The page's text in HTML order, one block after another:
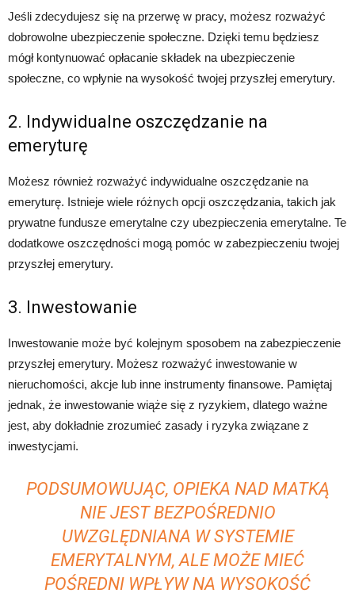
Jeśli zdecydujesz się na przerwę w pracy, możesz rozważyć
dobrowolne ubezpieczenie społeczne. Dzięki temu będziesz
mógł kontynuować opłacanie składek na ubezpieczenie
społeczne, co wpłynie na wysokość twojej przyszłej emerytury.
2. Indywidualne oszczędzanie na
emeryturę
Możesz również rozważyć indywidualne oszczędzanie na
emeryturę. Istnieje wiele różnych opcji oszczędzania, takich jak
prywatne fundusze emerytalne czy ubezpieczenia emerytalne. Te
dodatkowe oszczędności mogą pomóc w zabezpieczeniu twojej
przyszłej emerytury.
3. Inwestowanie
Inwestowanie może być kolejnym sposobem na zabezpieczenie
przyszłej emerytury. Możesz rozważyć inwestowanie w
nieruchomości, akcje lub inne instrumenty finansowe. Pamiętaj
jednak, że inwestowanie wiąże się z ryzykiem, dlatego ważne
jest, aby dokładnie zrozumieć zasady i ryzyka związane z
inwestycjami.
PODSUMOWUJĄC, OPIEKA NAD MATKĄ
NIE JEST BEZPOŚREDNIO
UWZGLĘDNIANA W SYSTEMIE
EMERYTALNYM, ALE MOŻE MIEĆ
POŚREDNI WPŁYW NA WYSOKOŚĆ